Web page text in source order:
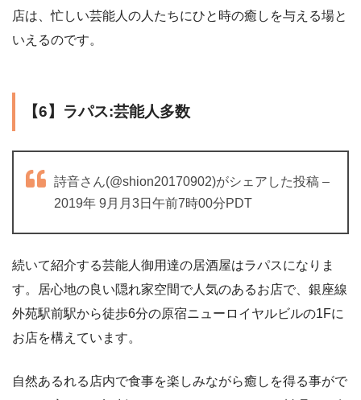
店は、忙しい芸能人の人たちにひと時の癒しを与える場と
いえるのです。
【6】ラパス:芸能人多数
詩音さん(@shion20170902)がシェアした投稿 –
2019年 9月月3日午前7時00分PDT
続いて紹介する芸能人御用達の居酒屋はラパスになりま
す。居心地の良い隠れ家空間で人気のあるお店で、銀座線
外苑駅前駅から徒歩6分の原宿ニューロイヤルビルの1Fに
お店を構えています。
自然あるれる店内で食事を楽しみながら癒しを得る事がで